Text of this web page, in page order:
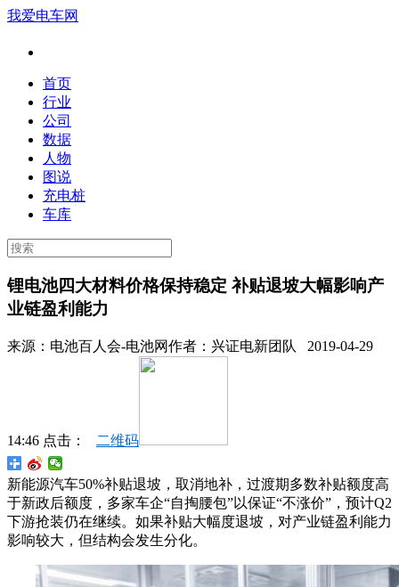
我爱电车网
首页
行业
公司
数据
人物
图说
充电桩
车库
锂电池四大材料价格保持稳定 补贴退坡大幅影响产
业链盈利能力
来源： 电池百人会-电池网作者： 兴证电新团队 2019-04-29
14:46 点击： 二维码
新能源汽车50%补贴退坡，取消地补，过渡期多数补贴额度高
于新政后额度，多家车企“自掏腰包”以保证“不涨价”，预计Q2
下游抢装仍在继续。如果补贴大幅度退坡，对产业链盈利能力
影响较大，但结构会发生分化。